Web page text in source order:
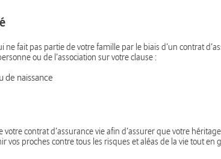
ne fait pas partie de votre famille par le biais d’un contrat
ou de l’association sur votre clause :
de naissance
votre contrat d’assurance vie afin d’assurer que votre
proches contre tous les risques et aléas de la vie tout en